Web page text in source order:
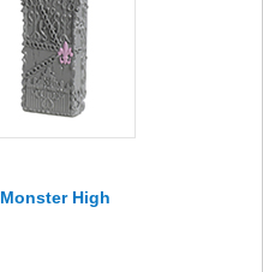
Monster High